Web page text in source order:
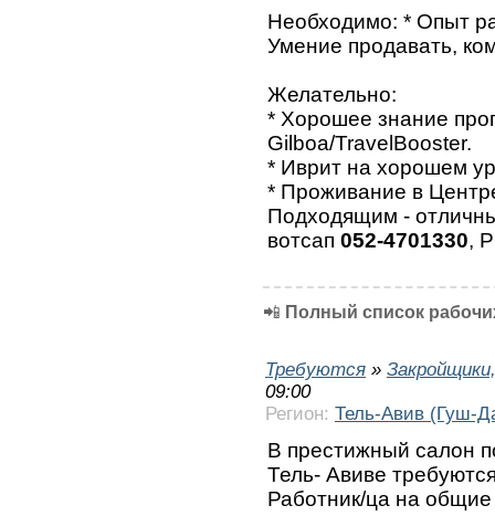
Необходимо: * Опыт
Умение продавать,
Желательно:
* Хорошее знание
Gilboa/TravelBooster.
* Иврит на хорошем
* Проживание в
Подходящим -
вотсап 052-4701330,
📲 Полный список
Требуются »
09:00
Регион: Тель-Авив (Гуш-
В престижный салон
Тель- Авиве
Работник/ца на